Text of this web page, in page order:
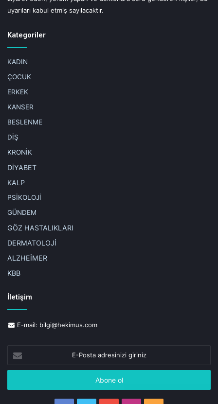
UYARI!
sağlık ve tıbbi bilgiler sadece genel bilgilendirme gayesindedir.
muayenesi ve tedavisi yerine kullanılamaz, kişisel teşhis ve tedavi
Hekimus.com'da yer alan bilgiler sadece bilgilendirme amaçlıdır.
Sağlığınızla ilgili durumlarda lütfen uzman bir doktora danışınız.
Hekimus.com, uzman bir doktora danışılmadan yapılan herhangi bir
uygulamadan doğabilecek zarardan sorumlu tutulamaz. Sitemizi ziyaret
eden, yorum yapan ve doktorlara soru gönderen kişiler, bu uyarıları kabul
etmiş sayılacaktır.
vucut direnci
uyarıları kabul etmiş sayılacaktır.
Kategoriler
KADIN
ÇOCUK
ERKEK
KANSER
BESLENME
DİŞ
KRONİK
DİYABET
KALP
PSİKOLOJİ
GÜNDEM
GÖZ HASTALIKLARI
DERMATOLOJİ
ALZHEİMER
KBB
İletişim
E-mail: bilgi@hekimus.com
Posta
adresinizi